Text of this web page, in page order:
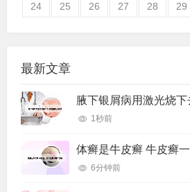
24 25 26 27 28 29
最新文章
1秒前
6分钟前